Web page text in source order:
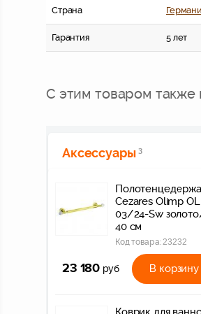
Страна
Гарантия 5 лет
С этим товаром также
Аксессуары 3
Cezares Olimp
03/24-Sw
40 см
Код товара:23232
23 180 руб В корзину